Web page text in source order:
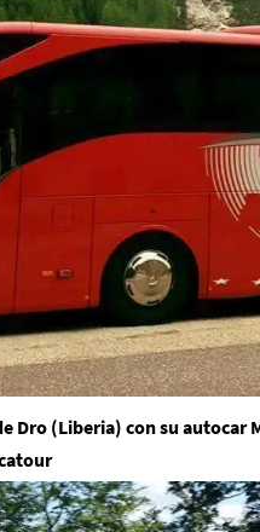
Dro (Liberia) con su autocar